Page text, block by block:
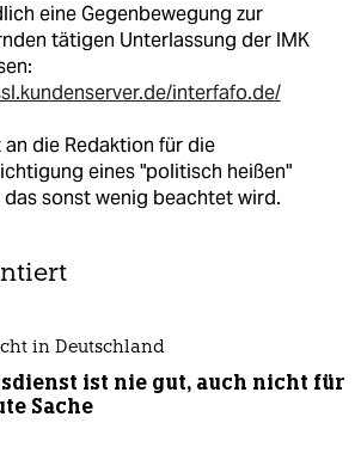
eine Gegenbewegung zur
tätigen Unterlassung der IMK
interfafo.de/
an die Redaktion für die
eines "politisch heißen"
das sonst wenig beachtet wird.
in Deutschland
ist nie gut, auch nicht für
Sache